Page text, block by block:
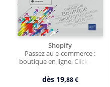
Shopify
Passez au e-commerce :
boutique en ligne, Click and
dès 19,88 €